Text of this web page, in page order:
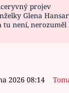
CELEBRITY
VAŘENÍ
projev
Glena
tu není, nerozuměl
2026 08:14